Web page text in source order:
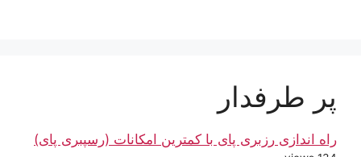
پر طرفدار
راه اندازی رزبری پای با کمترین امکانات (رسپبری پای)